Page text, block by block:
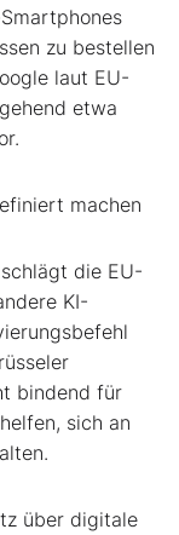
zu bestellen
laut EU-
etwa
machen
die EU-
KI-
bindend für
sich an
über digitale